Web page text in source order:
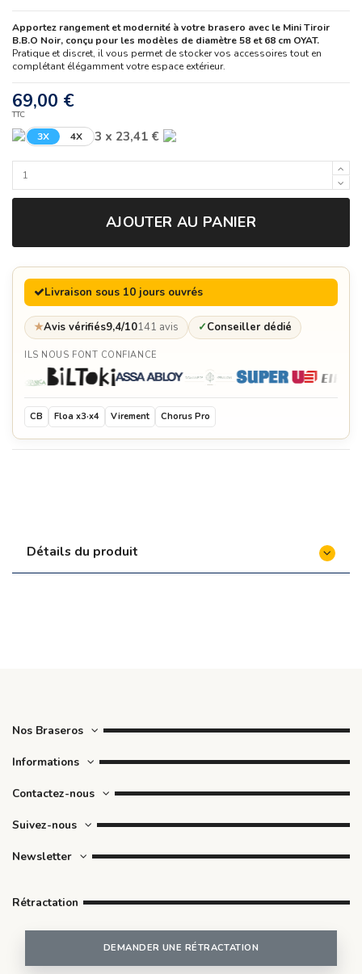
Apportez rangement et modernité à votre brasero avec le Mini Tiroir
B.B.O Noir, conçu pour les modèles de diamètre 58 et 68 cm OYAT.
Pratique et discret, il vous permet de stocker vos accessoires tout en
complétant élégamment votre espace extérieur.
69,00 €
TTC
3X 4X 3 x 23,41 €
AJOUTER AU PANIER
Livraison sous 10 jours ouvrés
★Avis vérifiés9,4/10141 avis ✓Conseiller dédié
ILS NOUS FONT CONFIANCE
CB Floa x3·x4 Virement Chorus Pro
Détails du produit
Nos Braseros
Informations
Contactez-nous
Suivez-nous
Newsletter
Rétractation
DEMANDER UNE RÉTRACTATION